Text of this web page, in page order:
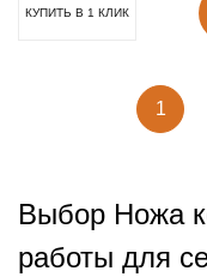
КУПИТЬ В 1 КЛИК
1
Выбор Ножа
работы для